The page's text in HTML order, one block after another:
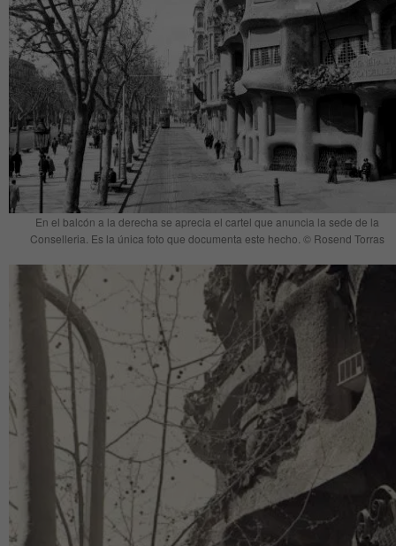
En el balcón a la derecha se aprecia el cartel que anuncia la sede de la
Conselleria. Es la única foto que documenta este hecho. © Rosend Torras